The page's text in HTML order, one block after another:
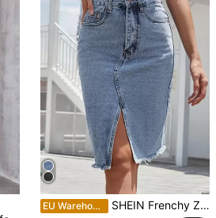
EU Warehouse SHEIN Frenchy Zíper Simples Saia Jeans